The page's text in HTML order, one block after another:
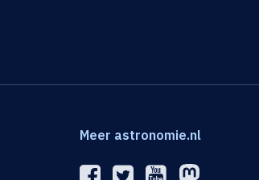
Meer astronomie.nl